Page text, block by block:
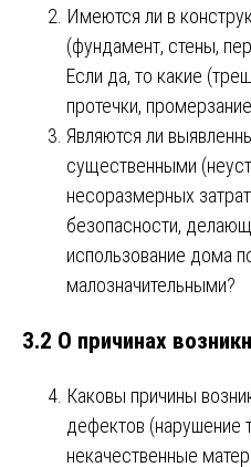
Имеются ли в
(фундамент, стены,
Если да, то какие
протечки,
Являются ли
существенными
несоразмерных
безопасности,
использование дома
малозначительными?
3.2 О причинах
Каковы причины
дефектов (нарушение
некачественные